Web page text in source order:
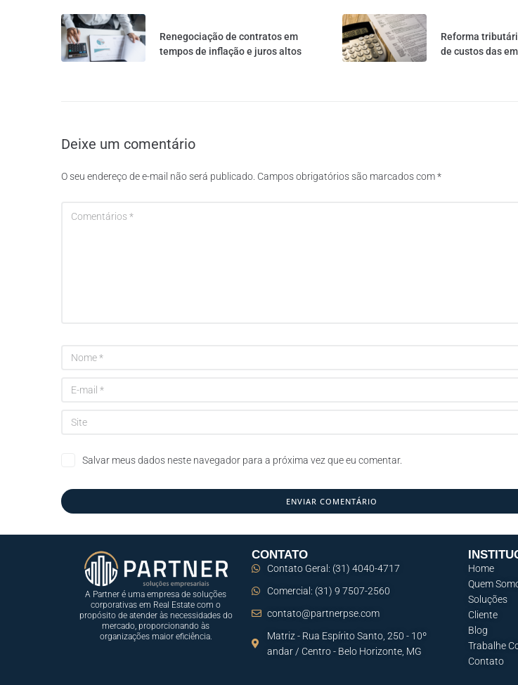
Renegociação de contratos em
tempos de inflação e juros altos
Reforma
de custos das
Deixe um comentário
O seu endereço de e-mail não será publicado. Campos obrigatórios são marcados com*
Salvar meus dados neste navegador para a próxima vez que eu comentar.
A Partner é uma empresa de soluções
corporativas em Real Estate com o
propósito de atender às necessidades do
mercado, proporcionando às
organizações maior eficiência.
CONTATO
Contato Geral: (31) 4040-4717
Comercial: (31) 9 7507-2560
contato@partnerpse.com
Matriz - Rua Espírito Santo, 250 - 10º
andar / Centro - Belo Horizonte, MG
Home
Quem
Soluções
Cliente
Blog
Trabalhe
Contato